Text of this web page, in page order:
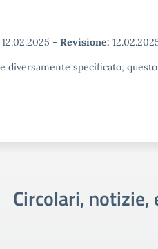
12.02.2025 - Revisione:
diversamente specificato,
Circolari,